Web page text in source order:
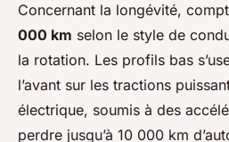
Concernant la longévité,
000 km selon le style de
la rotation. Les profils bas
l’avant sur les tractions
électrique, soumis à des
perdre jusqu’à 10 000 km